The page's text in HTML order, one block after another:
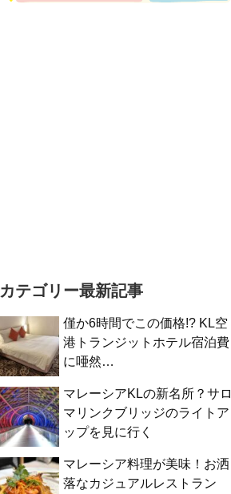
カテゴリー最新記事
僅か6時間でこの価格!? KL空
港トランジットホテル宿泊費
に唖然…
マレーシアKLの新名所？サロ
マリンクブリッジのライトア
ップを見に行く
マレーシア料理が美味！お洒
落なカジュアルレストラン